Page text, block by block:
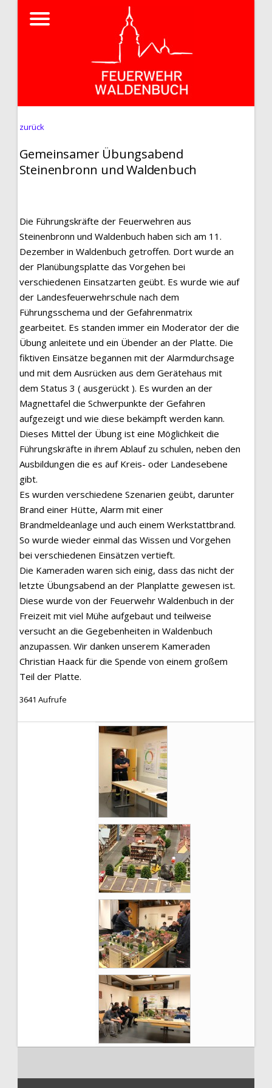
zurück
Gemeinsamer Übungsabend
Steinenbronn und Waldenbuch
Die Führungskräfte der Feuerwehren aus
Steinenbronn und Waldenbuch haben sich am 11.
Dezember in Waldenbuch getroffen. Dort wurde an
der Planübungsplatte das Vorgehen bei
verschiedenen Einsatzarten geübt. Es wurde wie auf
der Landesfeuerwehrschule nach dem
Führungsschema und der Gefahrenmatrix
gearbeitet. Es standen immer ein Moderator der die
Übung anleitete und ein Übender an der Platte. Die
fiktiven Einsätze begannen mit der Alarmdurchsage
und mit dem Ausrücken aus dem Gerätehaus mit
dem Status 3 ( ausgerückt ). Es wurden an der
Magnettafel die Schwerpunkte der Gefahren
aufgezeigt und wie diese bekämpft werden kann.
Dieses Mittel der Übung ist eine Möglichkeit die
Führungskräfte in ihrem Ablauf zu schulen, neben den
Ausbildungen die es auf Kreis- oder Landesebene
gibt.
Es wurden verschiedene Szenarien geübt, darunter
Brand einer Hütte, Alarm mit einer
Brandmeldeanlage und auch einem Werkstattbrand.
So wurde wieder einmal das Wissen und Vorgehen
bei verschiedenen Einsätzen vertieft.
Die Kameraden waren sich einig, dass das nicht der
letzte Übungsabend an der Planplatte gewesen ist.
Diese wurde von der Feuerwehr Waldenbuch in der
Freizeit mit viel Mühe aufgebaut und teilweise
versucht an die Gegebenheiten in Waldenbuch
anzupassen. Wir danken unserem Kameraden
Christian Haack für die Spende von einem großem
Teil der Platte.
3641 Aufrufe